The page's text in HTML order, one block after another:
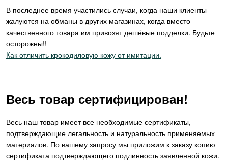
В последнее время участились случаи, когда наши клиенты
жалуются на обманы в других магазинах, когда вместо
качественного товара им привозят дешёвые подделки. Будьте
осторожны!!
Как отличить крокодиловую кожу от имитации.
Весь товар сертифицирован!
Весь наш товар имеет все необходимые сертификаты,
подтверждающие легальность и натуральность применяемых
материалов. По вашему запросу мы приложим к заказу копию
сертификата подтверждающего подлинность заявленной кожи.